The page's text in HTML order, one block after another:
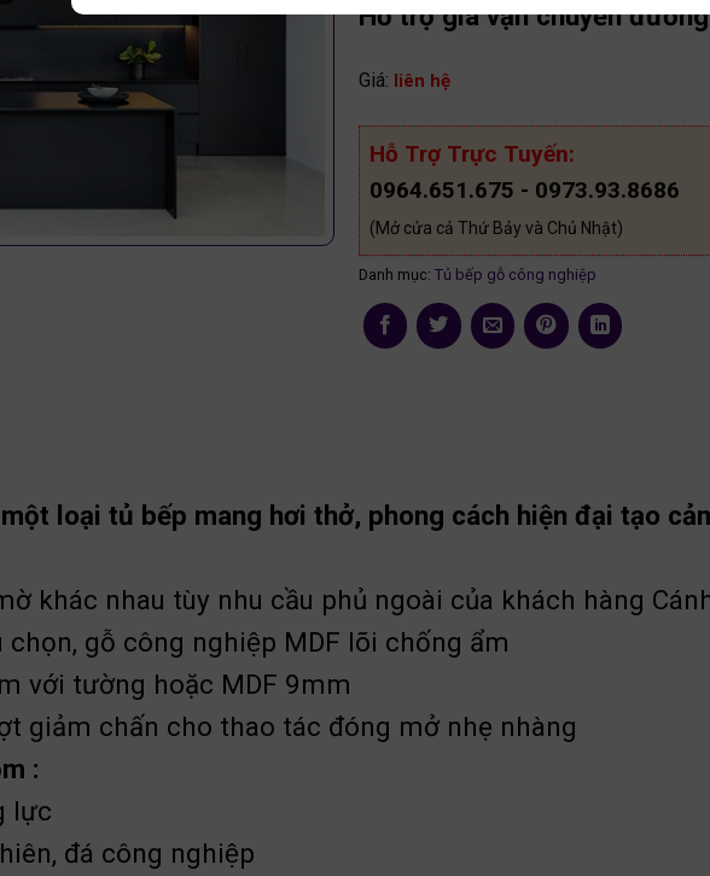
Hỗ trợ giá vận chuyển
Giá: liên hệ
Hỗ Trợ Trực Tuyến:
0964.651.675 - 0973.93.8686
(Mở cửa cả Thứ Bảy và Chủ Nhật)
Danh mục: Tủ bếp gỗ công nghiệp
loại tủ bếp mang hơi thở, phong cách hiện đại tạo
khác nhau tùy nhu cầu phủ ngoài của khách hàng
gỗ công nghiệp MDF lõi chống ẩm
với tường hoặc MDF 9mm
giảm chấn cho thao tác đóng mở nhẹ nhàng
:
lực
đá công nghiệp